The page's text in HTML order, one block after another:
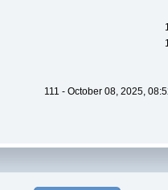
111 - October 08, 2025,